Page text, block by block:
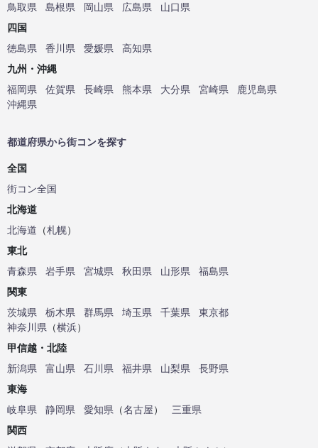
鳥取県
島根県 岡山県 広島県
山口県
四国
徳島県
香川県 愛媛県
高知県
九州・沖縄
福岡県
佐賀県 長崎県 熊本県 大分県 宮崎県
鹿児島県
沖縄県
都道府県から街コンを探す
全国
街コン全国
北海道
北海道 （札幌）
東北
青森県
岩手県 宮城県 秋田県 山形県
福島県
関東
茨城県
栃木県 群馬県 埼玉県 千葉県
東京都
神奈川県 （横浜）
甲信越・北陸
新潟県
富山県 石川県 福井県 山梨県
長野県
東海
岐阜県
静岡県 愛知県 （名古屋）
三重県
関西